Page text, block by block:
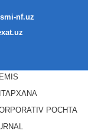
nf.uz
POCHTA